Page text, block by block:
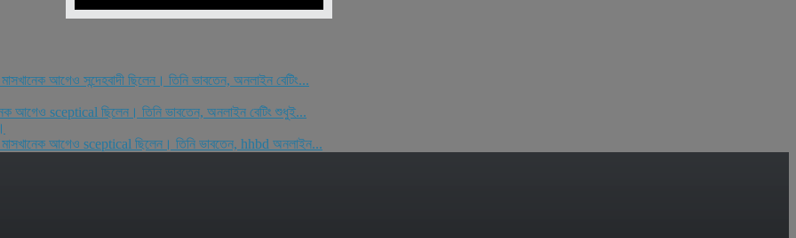
আগেও সন্দেহবাদী ছিলেন। তিনি ভাবতেন, অনলাইন বেটিং...
আগেও sceptical ছিলেন। তিনি ভাবতেন, অনলাইন বেটিং শুধুই...
আগেও sceptical ছিলেন। তিনি ভাবতেন, hhbd অনলাইন...